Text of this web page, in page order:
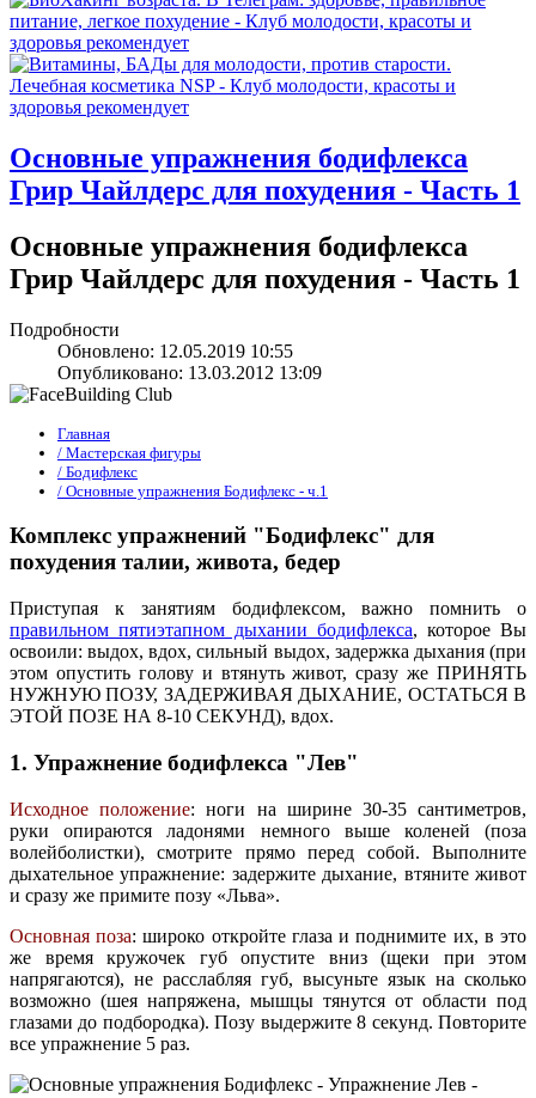
Основные упражнения бодифлекса
Грир Чайлдерс для похудения - Часть 1
Основные упражнения бодифлекса
Грир Чайлдерс для похудения - Часть 1
Подробности
Обновлено: 12.05.2019 10:55
Опубликовано: 13.03.2012 13:09
Главная
/ Мастерская фигуры
/ Бодифлекс
/ Основные упражнения Бодифлекс - ч.1
Комплекс упражнений "Бодифлекс" для
похудения талии, живота, бедер
Приступая к занятиям бодифлексом, важно помнить о
правильном пятиэтапном дыхании бодифлекса, которое Вы
освоили: выдох, вдох, сильный выдох, задержка дыхания (при
этом опустить голову и втянуть живот, сразу же ПРИНЯТЬ
НУЖНУЮ ПОЗУ, ЗАДЕРЖИВАЯ ДЫХАНИЕ, ОСТАТЬСЯ В
ЭТОЙ ПОЗЕ НА 8-10 СЕКУНД), вдох.
1. Упражнение бодифлекса "Лев"
Исходное положение: ноги на ширине 30-35 сантиметров,
руки опираются ладонями немного выше коленей (поза
волейболистки), смотрите прямо перед собой. Выполните
дыхательное упражнение: задержите дыхание, втяните живот
и сразу же примите позу «Льва».
Основная поза: широко откройте глаза и поднимите их, в это
же время кружочек губ опустите вниз (щеки при этом
напрягаются), не расслабляя губ, высуньте язык на сколько
возможно (шея напряжена, мышцы тянутся от области под
глазами до подбородка). Позу выдержите 8 секунд. Повторите
все упражнение 5 раз.